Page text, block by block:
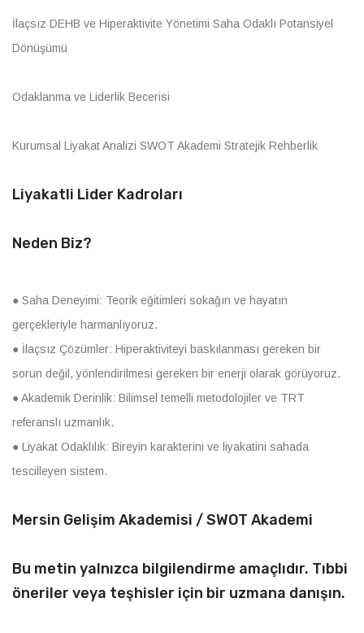
İlaçsız DEHB ve Hiperaktivite Yönetimi Saha Odaklı Potansiyel
Dönüşümü
Odaklanma ve Liderlik Becerisi
Kurumsal Liyakat Analizi SWOT Akademi Stratejik Rehberlik
Liyakatli Lider Kadroları
Neden Biz?
● Saha Deneyimi: Teorik eğitimleri sokağın ve hayatın
gerçekleriyle harmanlıyoruz.
● İlaçsız Çözümler: Hiperaktiviteyi baskılanması gereken bir
sorun değil, yönlendirilmesi gereken bir enerji olarak görüyoruz.
● Akademik Derinlik: Bilimsel temelli metodolojiler ve TRT
referanslı uzmanlık.
● Liyakat Odaklılık: Bireyin karakterini ve liyakatini sahada
tescilleyen sistem.
Mersin Gelişim Akademisi / SWOT Akademi
Bu metin yalnızca bilgilendirme amaçlıdır. Tıbbi
öneriler veya teşhisler için bir uzmana danışın.